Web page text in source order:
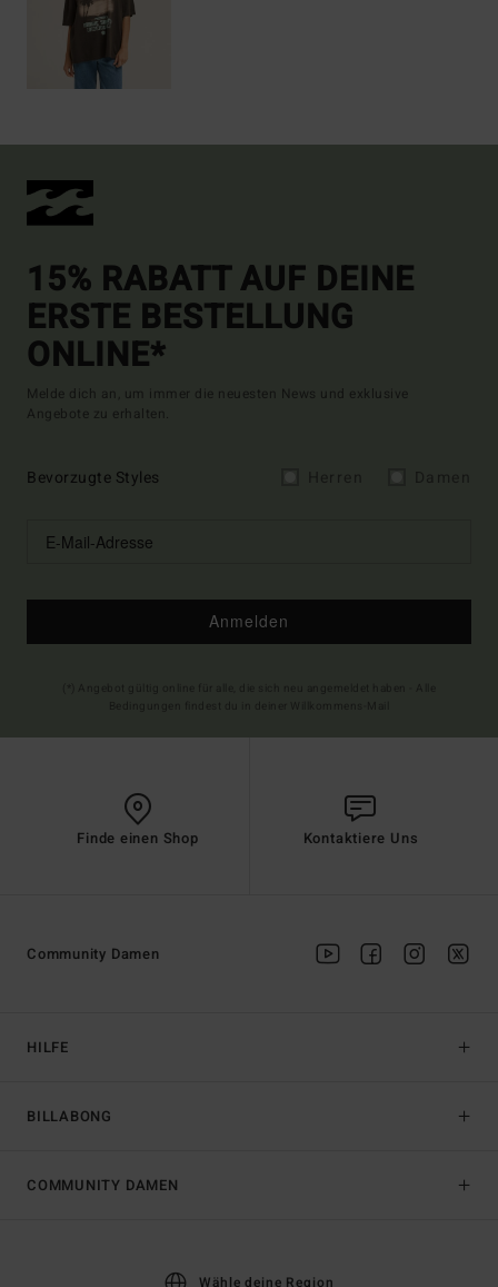
15% RABATT AUF DEINE
ERSTE BESTELLUNG
ONLINE*
Melde dich an, um immer die neuesten News und exklusive
Angebote zu erhalten.
Bevorzugte Styles
Anmelden
Finde einen Shop Kontaktiere Uns
HILFE
BILLABONG
Community Damen
COMMUNITY DAMEN
Wähle deine Region